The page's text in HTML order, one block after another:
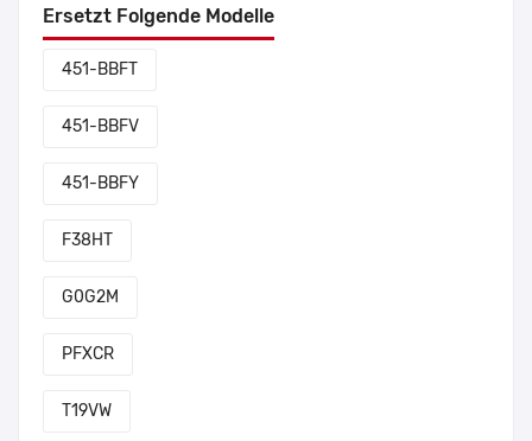
Ersetzt Folgende Modelle
451-BBFT
451-BBFV
451-BBFY
F38HT
G0G2M
PFXCR
T19VW